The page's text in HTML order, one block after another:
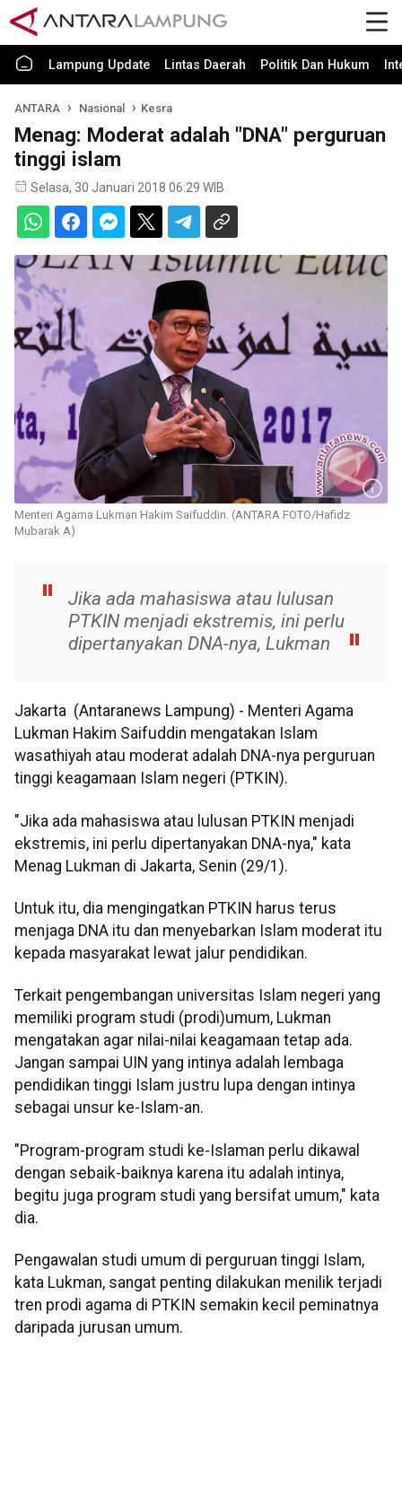
Lampung Update Lintas Daerah Politik Dan Hukum
ANTARA Nasional Kesra
Menag: Moderat adalah "DNA" perguruan
tinggi islam
Selasa, 30 Januari 2018 06:29 WIB
Menteri Agama Lukman Hakim Saifuddin. (ANTARA FOTO/Hafidz
Mubarak A)
Jika ada mahasiswa atau lulusan
PTKIN menjadi ekstremis, ini perlu
dipertanyakan DNA-nya, Lukman
Jakarta (Antaranews Lampung) - Menteri Agama
Lukman Hakim Saifuddin mengatakan Islam
wasathiyah atau moderat adalah DNA-nya perguruan
tinggi keagamaan Islam negeri (PTKIN).
"Jika ada mahasiswa atau lulusan PTKIN menjadi
ekstremis, ini perlu dipertanyakan DNA-nya," kata
Menag Lukman di Jakarta, Senin (29/1).
Untuk itu, dia mengingatkan PTKIN harus terus
menjaga DNA itu dan menyebarkan Islam moderat itu
kepada masyarakat lewat jalur pendidikan.
Terkait pengembangan universitas Islam negeri yang
memiliki program studi (prodi)umum, Lukman
mengatakan agar nilai-nilai keagamaan tetap ada.
Jangan sampai UIN yang intinya adalah lembaga
pendidikan tinggi Islam justru lupa dengan intinya
sebagai unsur ke-Islam-an.
"Program-program studi ke-Islaman perlu dikawal
dengan sebaik-baiknya karena itu adalah intinya,
begitu juga program studi yang bersifat umum," kata
dia.
Pengawalan studi umum di perguruan tinggi Islam,
kata Lukman, sangat penting dilakukan menilik terjadi
tren prodi agama di PTKIN semakin kecil peminatnya
daripada jurusan umum.